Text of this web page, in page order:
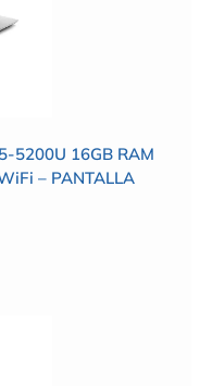
5200U 16GB RAM
– PANTALLA